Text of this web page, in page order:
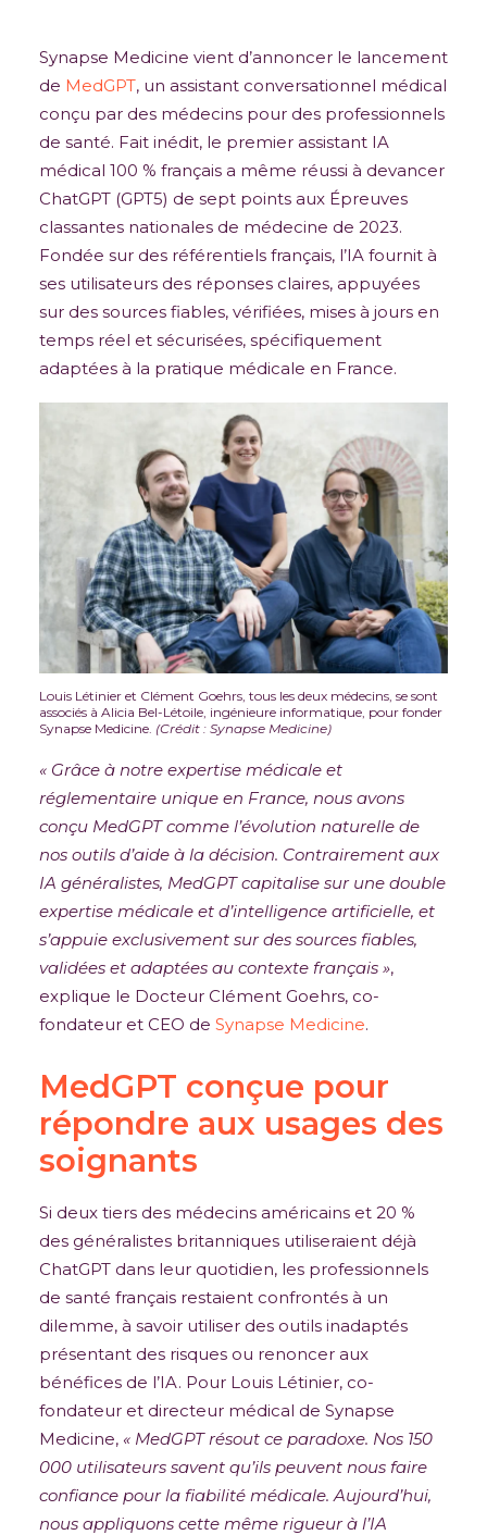
Synapse Medicine vient d’annoncer le lancement
de MedGPT, un assistant conversationnel médical
conçu par des médecins pour des professionnels
de santé. Fait inédit, le premier assistant IA
médical 100 % français a même réussi à devancer
ChatGPT (GPT5) de sept points aux Épreuves
classantes nationales de médecine de 2023.
Fondée sur des référentiels français, l’IA fournit à
ses utilisateurs des réponses claires, appuyées
sur des sources fiables, vérifiées, mises à jours en
temps réel et sécurisées, spécifiquement
adaptées à la pratique médicale en France.
Louis Létinier et Clément Goehrs, tous les deux médecins, se sont
associés à Alicia Bel-Létoile, ingénieure informatique, pour fonder
Synapse Medicine. (Crédit : Synapse Medicine)
« Grâce à notre expertise médicale et
réglementaire unique en France, nous avons
conçu MedGPT comme l’évolution naturelle de
nos outils d’aide à la décision. Contrairement aux
IA généralistes, MedGPT capitalise sur une double
expertise médicale et d’intelligence artificielle, et
s’appuie exclusivement sur des sources fiables,
validées et adaptées au contexte français »,
explique le Docteur Clément Goehrs, co-
fondateur et CEO de Synapse Medicine.
MedGPT conçue pour
répondre aux usages des
soignants
Si deux tiers des médecins américains et 20 %
des généralistes britanniques utiliseraient déjà
ChatGPT dans leur quotidien, les professionnels
de santé français restaient confrontés à un
dilemme, à savoir utiliser des outils inadaptés
présentant des risques ou renoncer aux
bénéfices de l’IA. Pour Louis Létinier, co-
fondateur et directeur médical de Synapse
Medicine, « MedGPT résout ce paradoxe. Nos 150
000 utilisateurs savent qu’ils peuvent nous faire
confiance pour la fiabilité médicale. Aujourd’hui,
nous appliquons cette même rigueur à l’IA